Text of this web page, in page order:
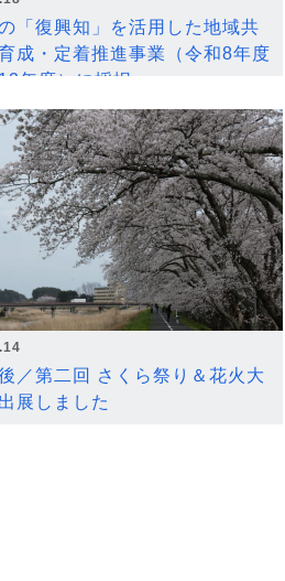
「復興知」を活用した地域共
成・定着推進事業（令和8年度
年度）に採択
／第二回 さくら祭り＆花火大
展しました